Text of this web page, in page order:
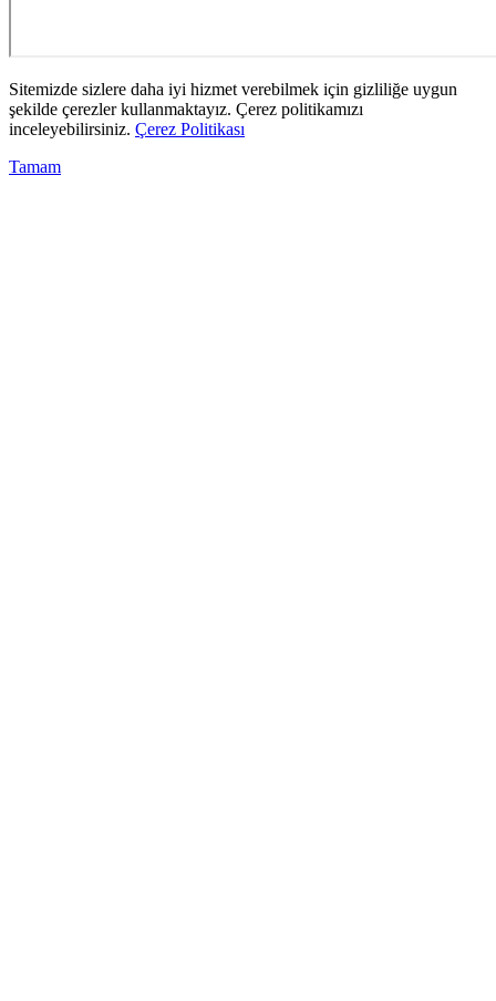
Sitemizde sizlere daha iyi hizmet verebilmek için gizliliğe uygun
şekilde çerezler kullanmaktayız. Çerez politikamızı
inceleyebilirsiniz. Çerez Politikası
Tamam